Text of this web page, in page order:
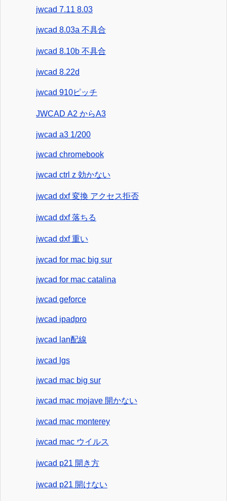
jwcad 7.11 8.03
jwcad 8.03a 不具合
jwcad 8.10b 不具合
jwcad 8.22d
jwcad 910ピッチ
JWCAD A2 からA3
jwcad a3 1/200
jwcad chromebook
jwcad ctrl z 効かない
jwcad dxf 変換 アクセス拒否
jwcad dxf 落ちる
jwcad dxf 重い
jwcad for mac big sur
jwcad for mac catalina
jwcad geforce
jwcad ipadpro
jwcad lan配線
jwcad lgs
jwcad mac big sur
jwcad mac mojave 開かない
jwcad mac monterey
jwcad mac ウイルス
jwcad p21 開き方
jwcad p21 開けない